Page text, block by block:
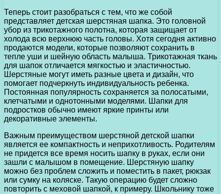
Теперь стоит разобраться с тем, что же собой
представляет детская шерстяная шапка. Это головной
убор из трикотажного полотна, которая защищает от
холода всю верхнюю часть головы. Хотя сегодня активно
продаются модели, которые позволяют сохранить в
тепле уши и шейную область малыша. Трикотажная ткань
для шапок отличается мягкостью и эластичностью.
Шерстяные могут иметь разные цвета и дизайн, что
помогает подчеркнуть индивидуальность ребенка.
Постоянная популярность сохраняется за полосатыми,
клетчатыми и однотонными моделями. Шапки для
подростков обычно имеют яркие принты или
декоративные элементы.
Важным преимуществом шерстяной детской шапки
является ее компактность и неприхотливость. Родителям
не придется все время носить шапку в руках, если они
зашли с малышом в помещение. Шерстяную шапку
можно без проблем сложить и поместить в пакет, рюкзак
или сумку на коляске. Такую операцию будет сложно
повторить с меховой шапкой, к примеру. Школьнику тоже